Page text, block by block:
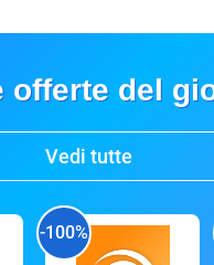
offerte del
Vedi tutte
-100%